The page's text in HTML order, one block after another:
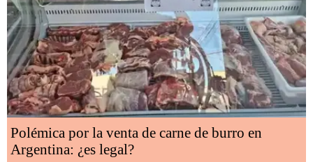
Polémica por la venta de carne de burro en
Argentina: ¿es legal?